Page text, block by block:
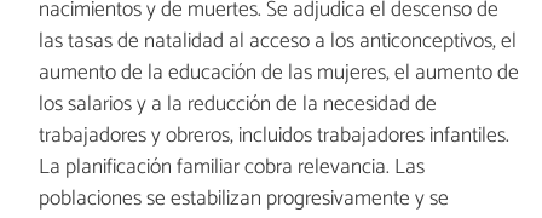
nacimientos y de muertes. Se adjudica el descenso de
las tasas de natalidad al acceso a los anticonceptivos, el
aumento de la educación de las mujeres, el aumento de
los salarios y a la reducción de la necesidad de
trabajadores y obreros, incluidos trabajadores infantiles.
La planificación familiar cobra relevancia. Las
poblaciones se estabilizan progresivamente y se